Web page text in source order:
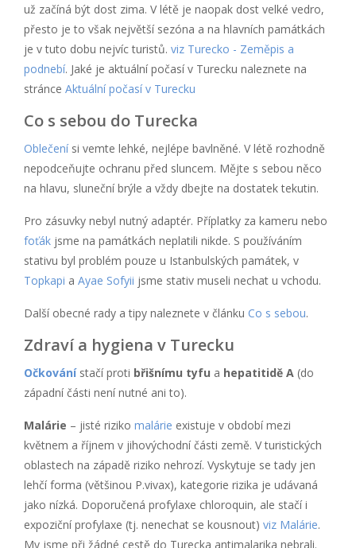
už začíná být dost zima. V létě je naopak dost velké vedro,
přesto je to však největší sezóna a na hlavních památkách
je v tuto dobu nejvíc turistů. viz Turecko - Zeměpis a
podnebí. Jaké je aktuální počasí v Turecku naleznete na
stránce Aktuální počasí v Turecku
Co s sebou do Turecka
Oblečenísi vemte lehké, nejlépe bavlněné. V létě rozhodně
nepodceňujte ochranu před sluncem. Mějte s sebou něco
na hlavu, sluneční brýle a vždy dbejte na dostatek tekutin.
Pro zásuvky nebyl nutný adaptér. Příplatky za kameru nebo
foťák jsme na památkách neplatili nikde. S používáním
stativu byl problém pouze u Istanbulských památek, v
Topkapi a Ayae Sofyii jsme stativ museli nechat u vchodu.
Další obecné rady a tipy naleznete v článku Co s sebou.
Zdraví a hygiena v Turecku
Očkovánístačí proti břišnímu tyfu a hepatitidě A (do
západní části není nutné ani to).
Malárie – jisté riziko malárie existuje v období mezi
květnem a říjnem v jihovýchodní části země. V turistických
oblastech na západě riziko nehrozí. Vyskytuje se tady jen
lehčí forma (většinou P.vivax), kategorie rizika je udávaná
jako nízká. Doporučená profylaxe chloroquin, ale stačí i
expoziční profylaxe (tj. nenechat se kousnout) viz Malárie.
My jsme při žádné cestě do Turecka antimalarika nebrali.